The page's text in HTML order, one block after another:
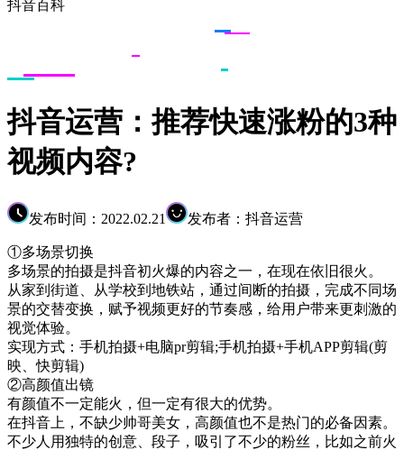
抖音百科
抖音运营：推荐快速涨粉的3种
视频内容?
发布时间：2022.02.21 发布者：抖音运营
①多场景切换
多场景的拍摄是抖音初火爆的内容之一，在现在依旧很火。
从家到街道、从学校到地铁站，通过间断的拍摄，完成不同场
景的交替变换，赋予视频更好的节奏感，给用户带来更刺激的
视觉体验。
实现方式：手机拍摄+电脑pr剪辑;手机拍摄+手机APP剪辑(剪
映、快剪辑)
②高颜值出镜
有颜值不一定能火，但一定有很大的优势。
在抖音上，不缺少帅哥美女，高颜值也不是热门的必备因素。
不少人用独特的创意、段子，吸引了不少的粉丝，比如之前火